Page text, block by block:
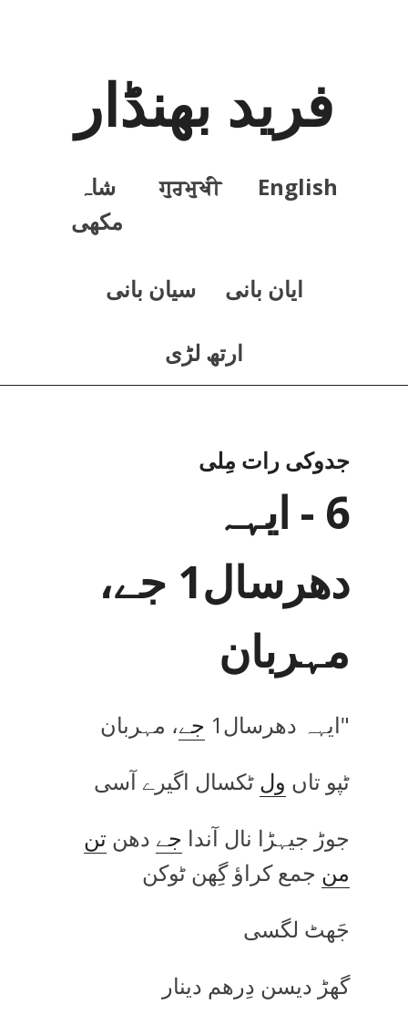
فرید بھنڈار
English
ਗੁਰਮੁਖੀ
شاہ
مکھی
ايان بانی سيان بانی
ارتھ لڑی
جدوکی رات مِلی
6 - ایہہ
دھرسال1 جے،
مہربان
"ایہہ دھرسال1 جے، مہربان
ٹپو تاں ول ٹکسال اگیرے آسی
جوڑ جیہڑا نال آندا جے دھن تن
من جمع کراؤ گِھن ٹوکن
جَھٹ لگسی
گھڑ دیسن دِرھم دینار